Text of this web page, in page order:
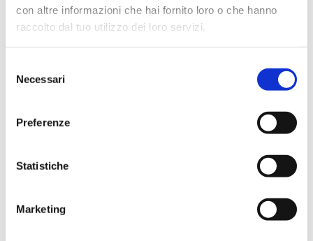
con altre informazioni che hai fornito loro o che hanno
raccolto dal tuo utilizzo dei loro servizi.
delNecessari
Preferenze
Statistiche
Marketing
User consent to collect and process personal data